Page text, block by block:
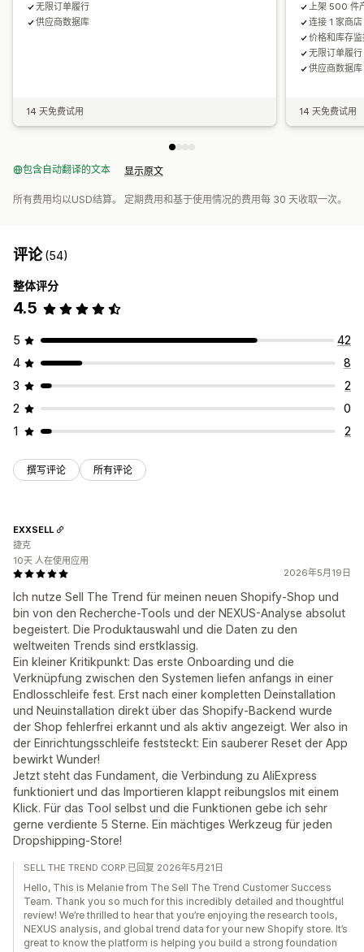
无限订单履行
供应商数据库
14 天免费试用
上架 500 件
连接 1 家商店
价格和库存
无限订单履行
供应商数据库
14 天免费试用
包含自动翻译的文本 显示原文
所有费用均以USD结算。 定期费用和基于使用情况的费用每 30 天收取一次。
评论(54)
整体评分
4.5
5
42
4
8
3
2
2
0
1
2
撰写评论 所有评论
2026年5月19日
Ich nutze Sell The Trend für meinen neuen Shopify-Shop und
bin von den Recherche-Tools und der NEXUS-Analyse absolut
begeistert. Die Produktauswahl und die Daten zu den
weltweiten Trends sind erstklassig.
Ein kleiner Kritikpunkt: Das erste Onboarding und die
Verknüpfung zwischen den Systemen liefen anfangs in einer
Endlosschleife fest. Erst nach einer kompletten Deinstallation
und Neuinstallation direkt über das Shopify-Backend wurde
der Shop fehlerfrei erkannt und als aktiv angezeigt. Wer also in
der Einrichtungsschleife feststeckt: Ein sauberer Reset der App
bewirkt Wunder!
Jetzt steht das Fundament, die Verbindung zu AliExpress
funktioniert und das Importieren klappt reibungslos mit einem
Klick. Für das Tool selbst und die Funktionen gebe ich sehr
gerne verdiente 5 Sterne. Ein mächtiges Werkzeug für jeden
Dropshipping-Store!
EXXSELL
捷克
10天 人在使用应用
SELL THE TREND CORP.已回复 2026年5月21日
Hello, This is Melanie from The Sell The Trend Customer Success
Team. Thank you so much for this incredibly detailed and thoughtful
review! We’re thrilled to hear that you’re enjoying the research tools,
NEXUS analysis, and global trend data for your new Shopify store. It’s
great to know the platform is helping you build a strong foundation